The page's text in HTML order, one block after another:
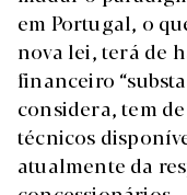
em Portugal, o
nova lei, terá de
financeiro
considera, tem
técnicos
atualmente da